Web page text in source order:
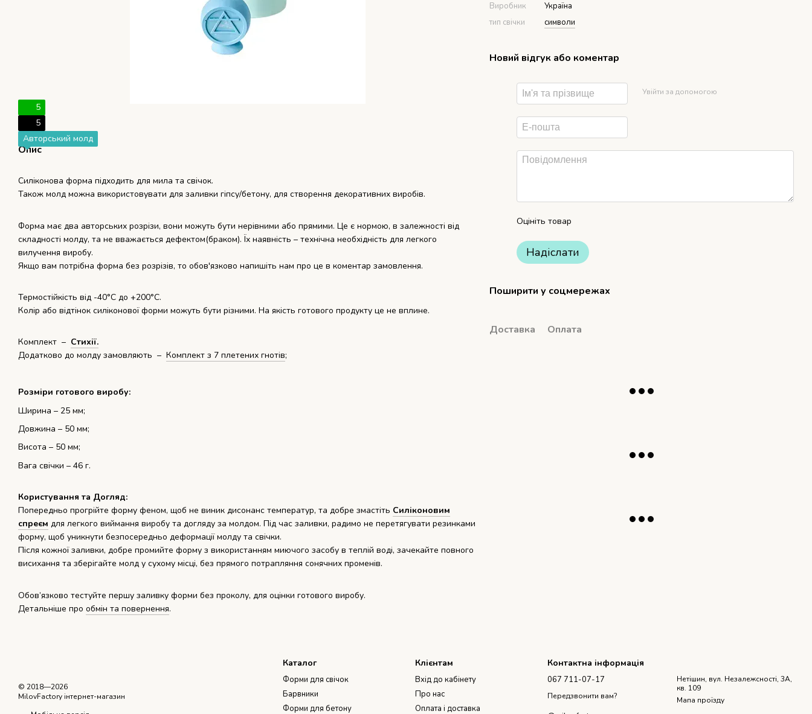
5
5
Авторський молд
Опис
Силіконова форма підходить для мила та свічок.
Також молд можна використовувати для заливки гіпсу/бетону, для створення декоративних виробів.
Форма має два авторських розрізи, вони можуть бути нерівними або прямими. Це є нормою, в залежності від
складності молду, та не вважається дефектом(браком). Їх наявність – технічна необхідність для легкого
вилучення виробу.
Якщо вам потрібна форма без розрізів, то обов'язково напишіть нам про це в коментар замовлення.
Термостійкість від -40°С до +200°С.
Колір або відтінок силіконової форми можуть бути різними. На якість готового продукту це не вплине.
Комплект – Стихії.
Додатково до молду замовляють – Комплект з 7 плетених гнотів;
Розміри готового виробу:
Ширина – 25 мм;
Довжина – 50 мм;
Висота – 50 мм;
Вага свічки – 46 г.
Користування та Догляд:
Попередньо прогрійте форму феном, щоб не виник дисонанс температур, та добре змастіть Силіконовим
спреєм для легкого виймання виробу та догляду за молдом. Під час заливки, радимо не перетягувати резинками
форму, щоб уникнути безпосередньо деформації молду та свічки.
Після кожної заливки, добре промийте форму з використанням миючого засобу в теплій воді, зачекайте повного
висихання та зберігайте молд у сухому місці, без прямого потрапляння сонячних променів.
Обов’язково тестуйте першу заливку форми без проколу, для оцінки готового виробу.
Детальніше про обмін та повернення.
Виробник
Україна
тип свічки
символи
Новий відгук або коментар
Увійти за допомогою
Оцініть товар
Надіслати
Поширити у соцмережах
Доставка Оплата
© 2018—2026
MilovFactory інтернет-магазин
Каталог
Форми для свічок
Барвники
Форми для бетону
Клієнтам
Вхід до кабінету
Про нас
Оплата і доставка
Контактна інформація
067 711-07-17
Передзвонити вам?
Нетішин, вул. Незалежсності, 3А,
кв. 109
Мапа проїзду